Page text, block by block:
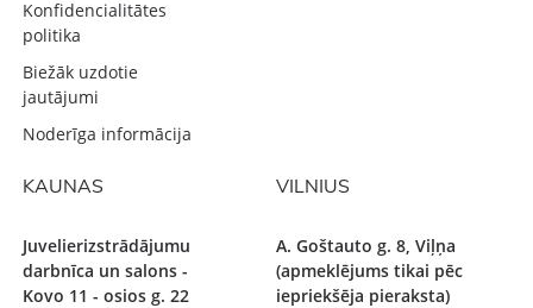
Konfidencialitātes
politika
Biežāk uzdotie
jautājumi
Noderīga informācija
KAUNAS
Juvelierizstrādājumu
darbnīca un salons -
Kovo 11 - osios g. 22
VILNIUS
A. Goštauto g. 8, Viļņa
(apmeklējums tikai pēc
iepriekšēja pieraksta)